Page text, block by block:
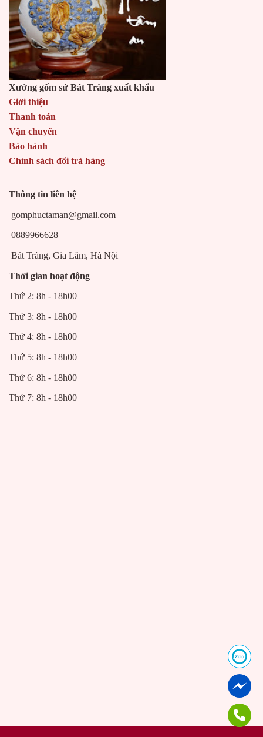
Xưởng gốm sứ Bát Tràng xuất khẩu
Giới thiệu
Thanh toán
Vận chuyển
Bảo hành
Chính sách đổi trả hàng
Thông tin liên hệ
gomphuctaman@gmail.com
0889966628
Bát Tràng, Gia Lâm, Hà Nội
Thời gian hoạt động
Thứ 2: 8h - 18h00
Thứ 3: 8h - 18h00
Thứ 4: 8h - 18h00
Thứ 5: 8h - 18h00
Thứ 6: 8h - 18h00
Thứ 7: 8h - 18h00